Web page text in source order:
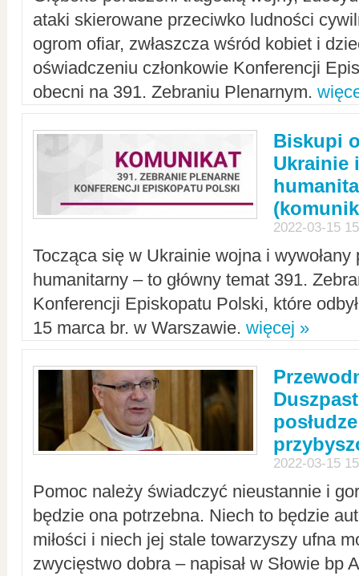
ataki skierowane przeciwko ludności
ogrom ofiar, zwłaszcza wśród kobiet i
oświadczeniu członkowie Konferencji
obecni na 391. Zebraniu Plenarnym.
Biskupi
Ukrainie
2022-03-15
Tocząca się w Ukrainie wojna i
humanitarny – to główny temat 391.
Konferencji Episkopatu Polski, które
15 marca br. w Warszawie. więcej »
2022-03-15
Pomoc należy świadczyć nieustannie i
będzie ona potrzebna. Niech to będzie
miłości i niech jej stale towarzyszy ufna
zwycięstwo dobra – napisał w Słowie bp